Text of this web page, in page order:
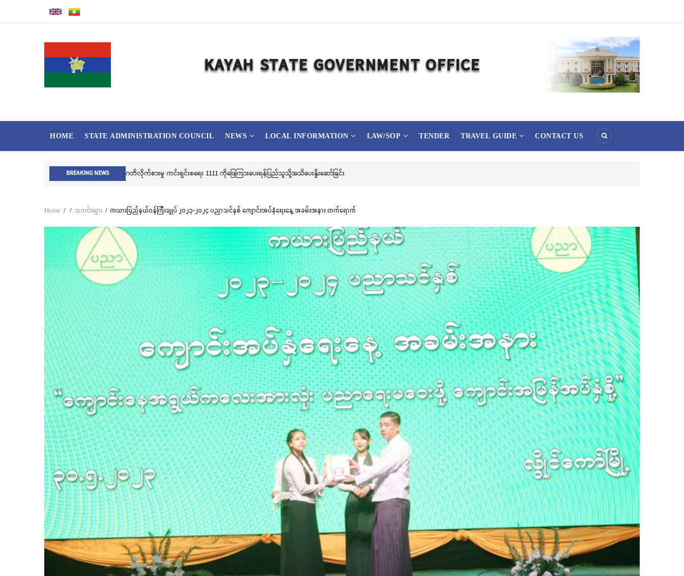
MAIN
HOME STATE ADMINISTRATION COUNCIL NEWS LOCAL INFORMATION LAW/SOP TENDER TRAVEL GUIDE CONTACT US
BREAKING NEWS လွိုင်ကော်မြို့၊ သမိုင်းဝင်ဆုတောင်းပြည့် မြို့နာမ်ရွှေစေတီတော် လုံးတော်ပြည့်ရွှေသင်္ကန်းကပ်လှူပူဇော်ခြင်းအောင်ပွဲနှင့် (၃၆) ကြိမ်မြောက် စုပေါင်းမဟာဘုံကထိန် အလှူတော်မင်္ဂလာအခမ်းအနား ကျင်းပ
Breadcrumb
Home / / သတင်းများ / ကယားပြည်နယ်ဝန်ကြီးချုပ် ၂၀၂၃-၂၀၂၄ ပညာသင်နှစ် ကျောင်းအပ်နှံရေးနေ့ အခမ်းအနား တက်ရောက်